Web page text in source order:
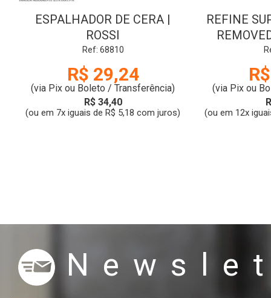
ESPALHADOR DE CERA |
ROSSI
Ref: 68810
R$ 29,24
(via Pix ou Boleto / Transferência)
R$ 34,40
(ou em 7x iguais de R$ 5,18 com juros)
REFINE
(via Pix ou
(ou em 12x